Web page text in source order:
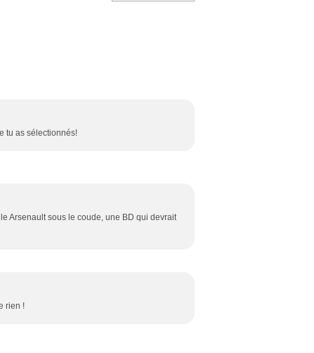
tu as sélectionnés!
Arsenault sous le coude, une BD qui devrait
rien !